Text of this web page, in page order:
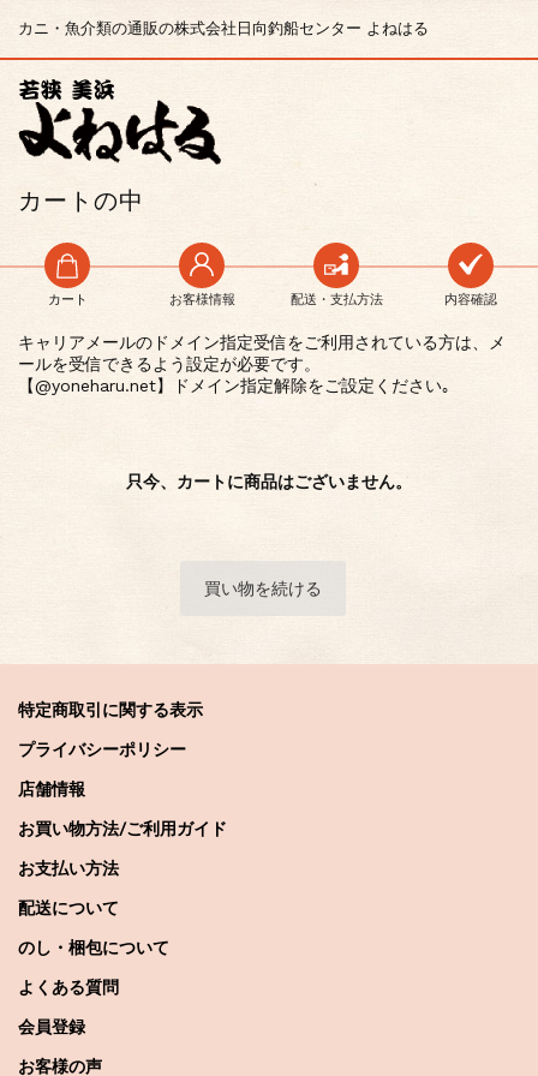
カニ・魚介類の通販の株式会社日向釣船センター よねはる
カートの中
カート お客様情報 配送・支払方法 内容確認
キャリアメールのドメイン指定受信をご利用されている方は、メ
ールを受信できるよう設定が必要です。
【@yoneharu.net】ドメイン指定解除をご設定ください｡
只今、カートに商品はございません。
特定商取引に関する表示
プライバシーポリシー
店舗情報
お買い物方法/ご利用ガイド
お支払い方法
配送について
のし・梱包について
よくある質問
会員登録
お客様の声